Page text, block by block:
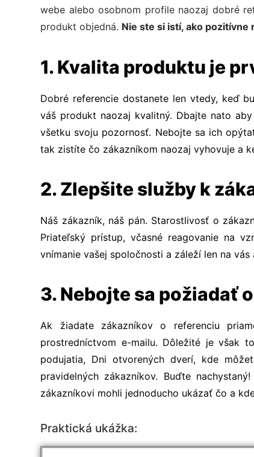
webe alebo osobnom profile naozaj dobré
produkt objedná. Nie ste si istí, ako pozitívne
1. Kvalita produktu je
Dobré referencie dostanete len vtedy, keď
váš produkt naozaj kvalitný. Dbajte nato
všetku svoju pozornosť. Nebojte sa ich
tak zistíte čo zákazníkom naozaj vyhovuje a
2. Zlepšite služby k
Náš zákazník, náš pán. Starostlivosť o
Priateľský prístup, včasné reagovanie na
vnímanie vašej spoločnosti a záleží len na
3. Nebojte sa požiadať
Ak žiadate zákazníkov o referenciu
prostredníctvom e-mailu. Dôležité je však
podujatia, Dni otvorených dverí, kde
pravidelných zákazníkov. Buďte
zákazníkovi mohli jednoducho ukázať čo a
Praktická ukážka: